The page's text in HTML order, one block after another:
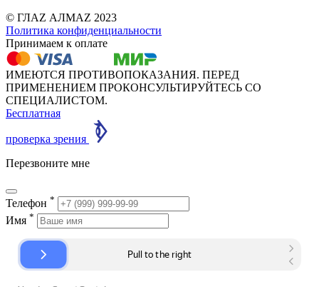
© ГЛАZ АЛМАZ 2023
Политика конфиденциальности
Принимаем к оплате
ИМЕЮТСЯ ПРОТИВОПОКАЗАНИЯ. ПЕРЕД
ПРИМЕНЕНИЕМ ПРОКОНСУЛЬТИРУЙТЕСЬ СО
СПЕЦИАЛИСТОМ.
Бесплатная
проверка зрения
Перезвоните мне
Телефон *
Имя *